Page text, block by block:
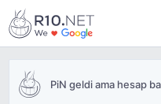
PiN geldi ama hesap